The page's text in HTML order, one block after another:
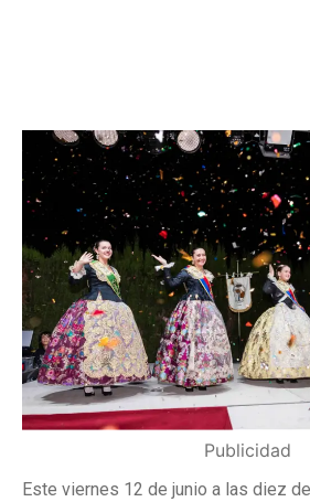
Publicidad
Este viernes 12 de junio a las diez